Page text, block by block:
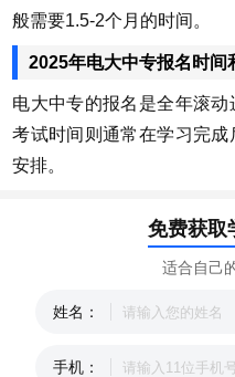
般需要1.5-2个月的时间。
2025年电大中专报名时间
电大中专的报名是全年滚
考试时间则通常在学习完
安排。
免费获取
适合自己
姓名：
手机：